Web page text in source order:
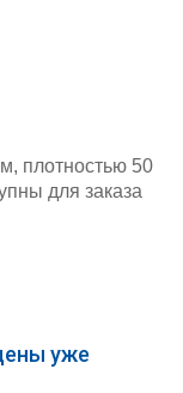
плотностью 50
для заказа
уже